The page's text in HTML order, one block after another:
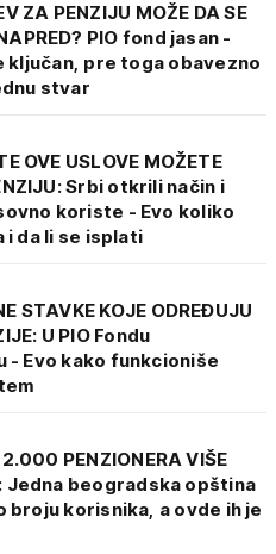
ZA PENZIJU MOŽE DA SE
PIO fond jasan -
ključan, pre toga obavezno
stvar
OVE USLOVE MOŽETE
Srbi otkrili način i
koriste - Evo koliko
i da li se isplati
STAVKE KOJE ODREĐUJU
U PIO Fondu
- Evo kako funkcioniše
PENZIONERA VIŠE
Jedna beogradska opština
broju korisnika, a ovde ih je